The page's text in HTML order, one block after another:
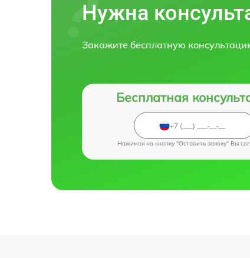
Нужна
Закажите бесплатную
Бесплатная
Нажимая на кнопку "Оставить заявку" Вы